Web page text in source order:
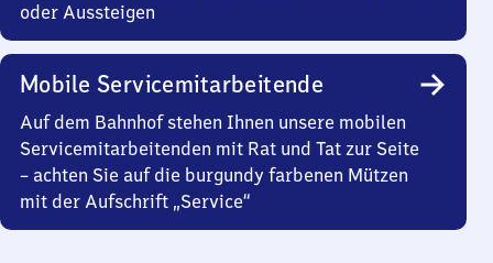
oder Aussteigen
Mobile Servicemitarbeitende
Auf dem Bahnhof stehen Ihnen unsere mobilen
Servicemitarbeitenden mit Rat und Tat zur Seite
– achten Sie auf die burgundy farbenen Mützen
mit der Aufschrift „Service“